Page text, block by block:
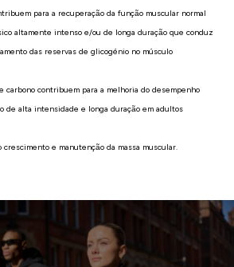
para a recuperação da função muscular normal
altamente intenso e/ou de longa duração que conduz
das reservas de glicogénio no músculo
carbono contribuem para a melhoria do desempenho
de alta intensidade e longa duração em adultos
e manutenção da massa muscular.